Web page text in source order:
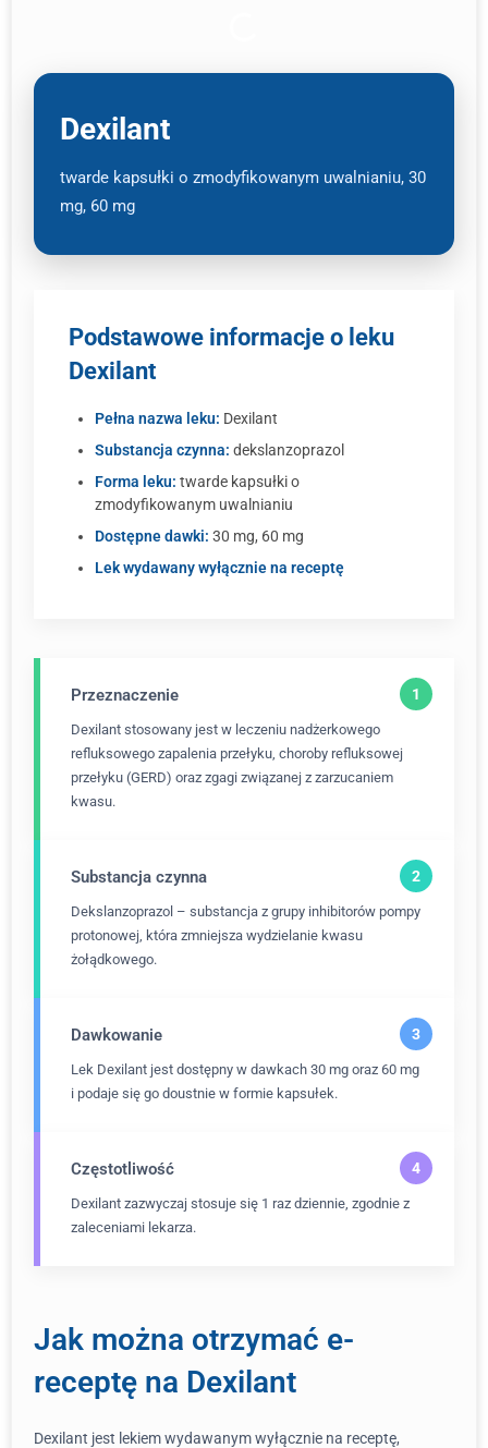
Dexilant
twarde kapsułki o zmodyfikowanym uwalnianiu, 30
mg, 60 mg
Podstawowe informacje o leku
Dexilant
Pełna nazwa leku: Dexilant
Substancja czynna: dekslanzoprazol
Forma leku: twarde kapsułki o
zmodyfikowanym uwalnianiu
Dostępne dawki: 30 mg, 60 mg
Lek wydawany wyłącznie na receptę
Przeznaczenie
Dexilant stosowany jest w leczeniu nadżerkowego
refluksowego zapalenia przełyku, choroby refluksowej
przełyku (GERD) oraz zgagi związanej z zarzucaniem
kwasu.
Substancja czynna
Dekslanzoprazol – substancja z grupy inhibitorów pompy
protonowej, która zmniejsza wydzielanie kwasu
żołądkowego.
Dawkowanie
Lek Dexilant jest dostępny w dawkach 30 mg oraz 60 mg
i podaje się go doustnie w formie kapsułek.
Częstotliwość
Dexilant zazwyczaj stosuje się 1 raz dziennie, zgodnie z
zaleceniami lekarza.
Jak można otrzymać e-
receptę na Dexilant
Dexilant jest lekiem wydawanym wyłącznie na receptę,